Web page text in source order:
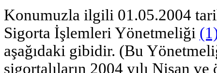
Konumuzla ilgili 01.05.2004
Sigorta İşlemleri Yönetmeliği
aşağıdaki gibidir. (Bu
sigortalıların 2004 yılı Nisan